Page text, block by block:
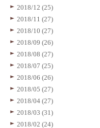
2018/12 (25)
2018/11 (27)
2018/10 (27)
2018/09 (26)
2018/08 (27)
2018/07 (25)
2018/06 (26)
2018/05 (27)
2018/04 (27)
2018/03 (31)
2018/02 (24)